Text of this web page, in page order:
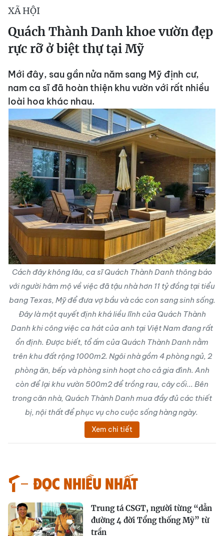
XÃ HỘI
Quách Thành Danh khoe vườn đẹp
rực rỡ ở biệt thự tại Mỹ
Mới đây, sau gần nửa năm sang Mỹ định cư,
nam ca sĩ đã hoàn thiện khu vườn với rất nhiều
loài hoa khác nhau.
Cách đây không lâu, ca sĩ Quách Thành Danh thông báo
với người hâm mộ về việc đã tậu nhà hơn 11 tỷ đồng tại tiểu
bang Texas, Mỹ để đưa vợ bầu và các con sang sinh sống.
Đây là một quyết định khá liều lĩnh của Quách Thành
Danh khi công việc ca hát của anh tại Việt Nam đang rất
ổn định. Được biết, tổ ấm của Quách Thành Danh nằm
trên khu đất rộng 1000m2. Ngôi nhà gồm 4 phòng ngủ, 2
phòng ăn, bếp và phòng sinh hoạt cho cả gia đình. Anh
còn để lại khu vườn 500m2 để trồng rau, cây cối... Bên
trong căn nhà, Quách Thành Danh mua đầy đủ các thiết
bị, nội thất để phục vụ cho cuộc sống hàng ngày.
Xem chi tiết
Đọc nhiều nhất
Trung tá CSGT, người từng “dẫn
đường 4 đời Tổng thống Mỹ” từ
trần